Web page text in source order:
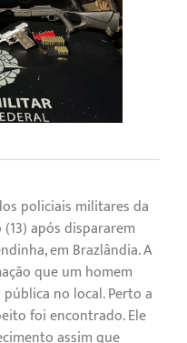
policiais militares da
após dispararem
em Brazlândia. A
que um homem
no local. Perto a
foi encontrado. Ele